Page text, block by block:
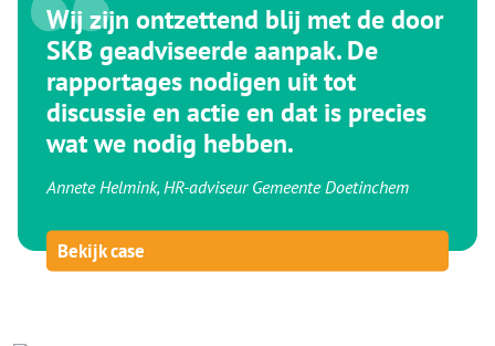
Wij zijn ontzettend blij met de door
SKB geadviseerde aanpak. De
rapportages nodigen uit tot
discussie en actie en dat is precies
wat we nodig hebben.
Annete Helmink, HR-adviseur Gemeente Doetinchem
Bekijk case